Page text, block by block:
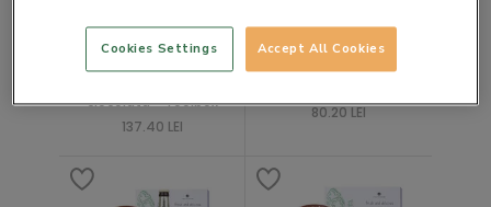
ciocolata - Toolbox
137.40 LEI
80.20 LEI
Accept All Cookies
Cookies Settings